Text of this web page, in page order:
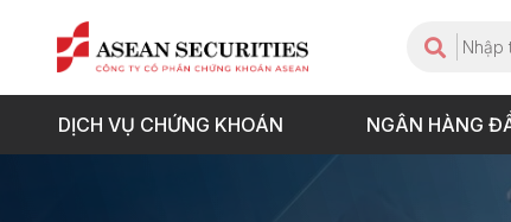
DỊCH VỤ CHỨNG KHOÁN NGÂN HÀNG